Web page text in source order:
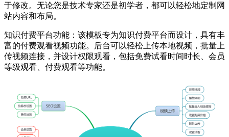
于修改。无论您是技术专家还是初学者，都可以轻松地定制网
站内容和布局。
知识付费平台功能：该模板专为知识付费平台而设计，具有丰
富的付费观看视频功能。后台可以轻松上传本地视频，批量上
传视频连接，并设计权限观看，包括免费试看时间时长、会员
等级观看、付费观看等功能。